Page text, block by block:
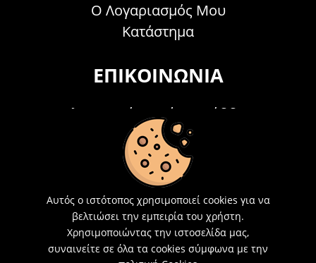
Ο Λογαριασμός Μου
Κατάστημα
ΕΠΙΚΟΙΝΩΝΊΑ
Τηλεφωνικά Δευτέρα - Σάββατο
09:00 - 15:00
Τ: 26214 00104
info@acosmetics.gr
Αυτός ο ιστότοπος χρησιμοποιεί cookies για να
βελτιώσει την εμπειρία του χρήστη.
Χρησιμοποιώντας την ιστοσελίδα μας,
συναινείτε σε όλα τα cookies σύμφωνα με την